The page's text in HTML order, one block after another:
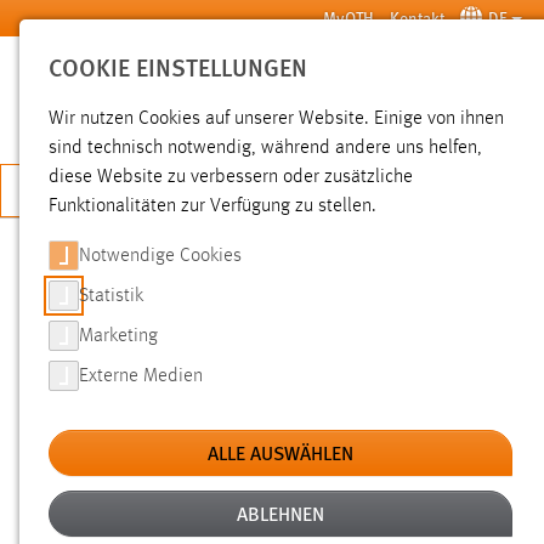
Zum Hauptinhalt springen MyOTH Kontakt DE
SUCHE
JETZT BEWERBEN
Hochschule Aktuelles News der OTH Amberg-Weiden
RUNNING SNAIL WIRD ELEKTRISCH
Unter dem Motto „Running Snail wird
elektrisch“ fand am 20.6.2012 eine
Informationsveranstaltung im Running
COOKIE EINSTELLUNGEN
Wir nutzen Cookies auf unserer Website. Einige von ihnen
sind technisch notwendig, während andere uns helfen,
diese Website zu verbessern oder zusätzliche
Funktionalitäten zur Verfügung zu stellen.
Notwendige Cookies
Statistik
Marketing
Externe Medien
ALLE AUSWÄHLEN
ABLEHNEN